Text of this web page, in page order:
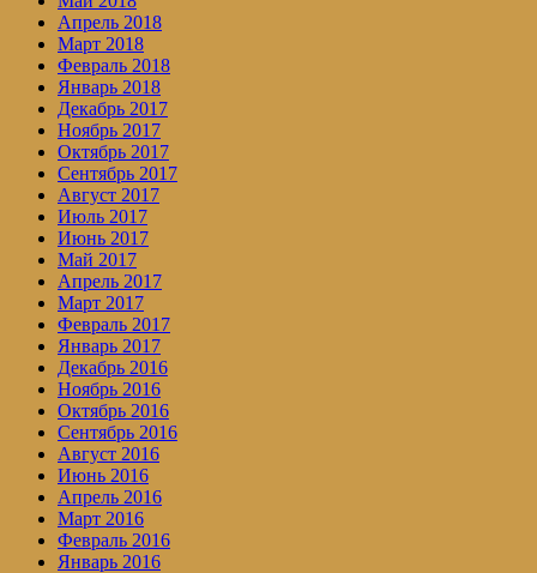
Апрель 2018
Март 2018
Февраль 2018
Январь 2018
Декабрь 2017
Ноябрь 2017
Октябрь 2017
Сентябрь 2017
Август 2017
Июль 2017
Июнь 2017
Май 2017
Апрель 2017
Март 2017
Февраль 2017
Январь 2017
Декабрь 2016
Ноябрь 2016
Октябрь 2016
Сентябрь 2016
Август 2016
Июнь 2016
Апрель 2016
Март 2016
Февраль 2016
Январь 2016